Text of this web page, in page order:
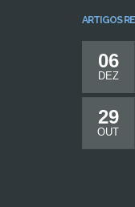
ARTIGOS
06
DEZ
29
OUT